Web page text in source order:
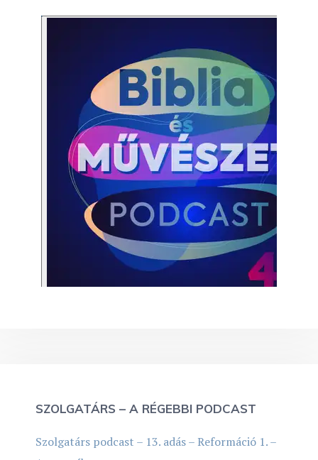
SZOLGATÁRS – A RÉGEBBI PODCAST
Szolgatárs podcast – 13. adás – Reformáció 1. –